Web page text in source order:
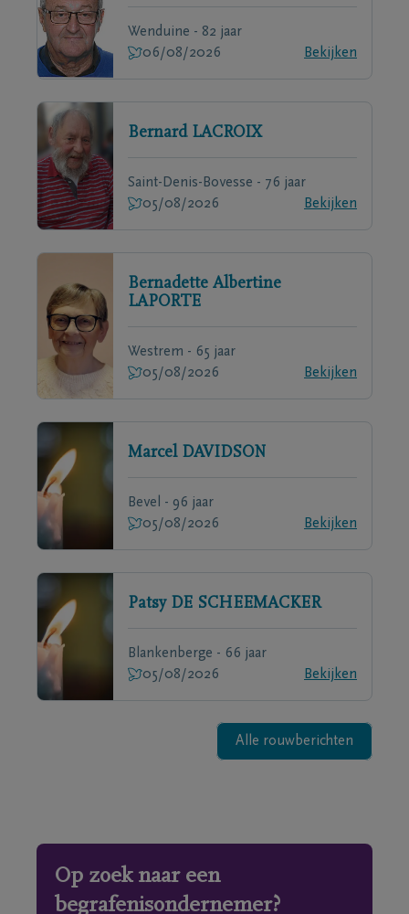
Wenduine - 82 jaar
06/08/2026
Bekijken
Bernard LACROIX
Saint-Denis-Bovesse - 76 jaar
05/08/2026
Bekijken
Bernadette Albertine
LAPORTE
Westrem - 65 jaar
05/08/2026
Bekijken
Marcel DAVIDSON
Bevel - 96 jaar
05/08/2026
Bekijken
Patsy DE SCHEEMACKER
Blankenberge - 66 jaar
05/08/2026
Bekijken
Alle rouwberichten
Op zoek naar een
begrafenisondernemer?